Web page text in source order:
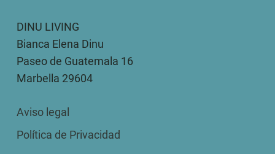
DINU LIVING
Bianca Elena Dinu
Paseo de Guatemala 16
Marbella 29604
Aviso legal
Política de Privacidad